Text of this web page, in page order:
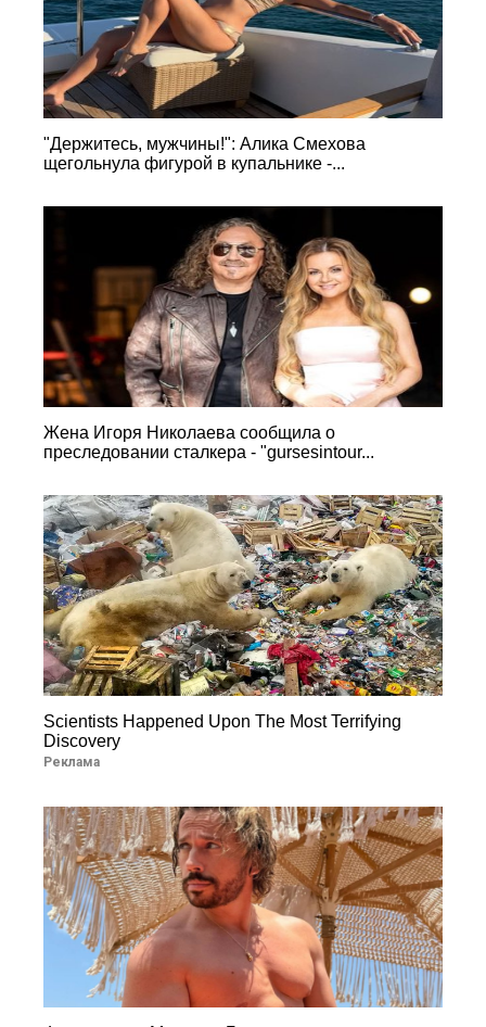
"Держитесь, мужчины!": Алика Смехова
щегольнула фигурой в купальнике -...
Жена Игоря Николаева сообщила о
преследовании сталкера - "gursesintour...
Scientists Happened Upon The Most Terrifying
Discovery
Реклама